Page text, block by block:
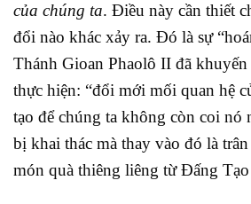
của chúng ta. Điều này cần thiết
đổi nào khác xảy ra. Đó là sự
Thánh Gioan Phaolô II đã
thực hiện: “đổi mới mối quan hệ
tạo để chúng ta không còn coi nó
bị khai thác mà thay vào đó là
món quà thiêng liêng từ Đấng